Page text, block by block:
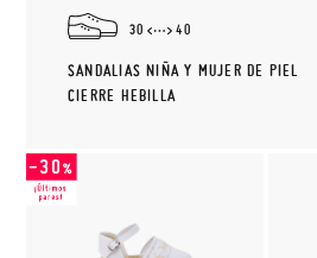
30 40
SANDALIAS NIÑA Y MUJER DE PIEL
CIERRE HEBILLA